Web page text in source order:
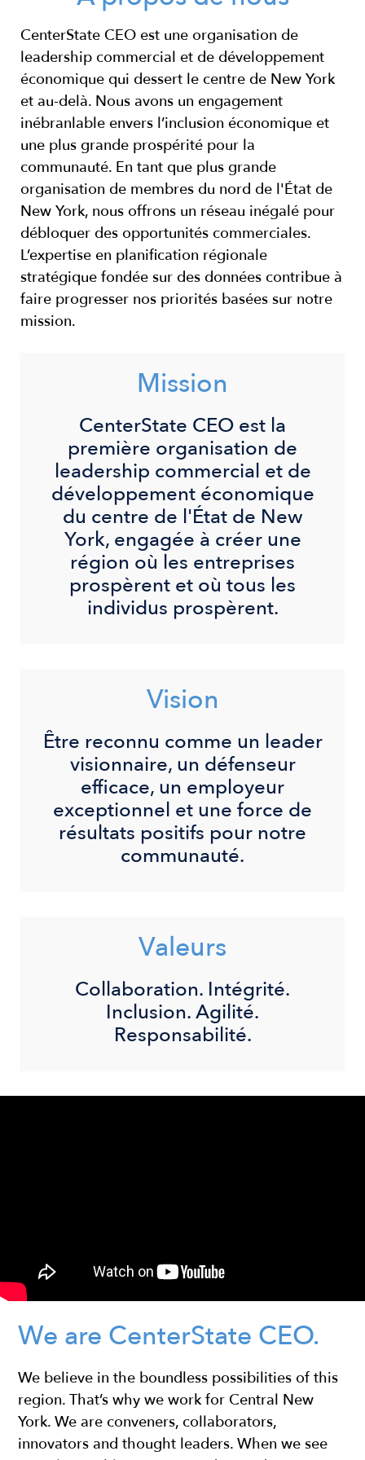
CenterState CEO est une organisation de
leadership commercial et de développement
économique qui dessert le centre de New York
et au-delà. Nous avons un engagement
inébranlable envers l’inclusion économique et
une plus grande prospérité pour la
communauté. En tant que plus grande
organisation de membres du nord de l'État de
New York, nous offrons un réseau inégalé pour
débloquer des opportunités commerciales.
L’expertise en planification régionale
stratégique fondée sur des données contribue à
faire progresser nos priorités basées sur notre
mission.
Mission
CenterState CEO est la
première organisation de
leadership commercial et de
développement économique
du centre de l'État de New
York, engagée à créer une
région où les entreprises
prospèrent et où tous les
individus prospèrent.
Vision
Être reconnu comme un leader
visionnaire, un défenseur
efficace, un employeur
exceptionnel et une force de
résultats positifs pour notre
communauté.
Valeurs
Collaboration. Intégrité.
Inclusion. Agilité.
Responsabilité.
We are CenterState CEO.
We believe in the boundless possibilities of this
region. That’s why we work for Central New
York. We are conveners, collaborators,
innovators and thought leaders. When we see